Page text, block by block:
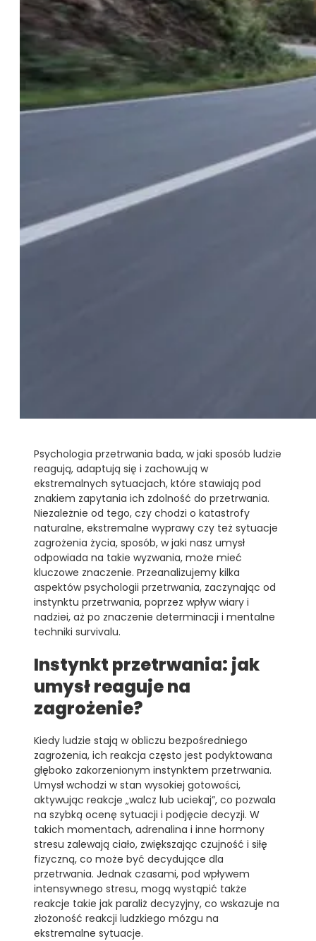
Psychologia przetrwania bada, w jaki sposób ludzie
reagują, adaptują się i zachowują w
ekstremalnych sytuacjach, które stawiają pod
znakiem zapytania ich zdolność do przetrwania.
Niezależnie od tego, czy chodzi o katastrofy
naturalne, ekstremalne wyprawy czy też sytuacje
zagrożenia życia, sposób, w jaki nasz umysł
odpowiada na takie wyzwania, może mieć
kluczowe znaczenie. Przeanalizujemy kilka
aspektów psychologii przetrwania, zaczynając od
instynktu przetrwania, poprzez wpływ wiary i
nadziei, aż po znaczenie determinacji i mentalne
techniki survivalu.
Instynkt przetrwania: jak
umysł reaguje na
zagrożenie?
Kiedy ludzie stają w obliczu bezpośredniego
zagrożenia, ich reakcja często jest podyktowana
głęboko zakorzenionym instynktem przetrwania.
Umysł wchodzi w stan wysokiej gotowości,
aktywując reakcje „walcz lub uciekaj”, co pozwala
na szybką ocenę sytuacji i podjęcie decyzji. W
takich momentach, adrenalina i inne hormony
stresu zalewają ciało, zwiększając czujność i siłę
fizyczną, co może być decydujące dla
przetrwania. Jednak czasami, pod wpływem
intensywnego stresu, mogą wystąpić także
reakcje takie jak paraliż decyzyjny, co wskazuje na
złożoność reakcji ludzkiego mózgu na
ekstremalne sytuacje.